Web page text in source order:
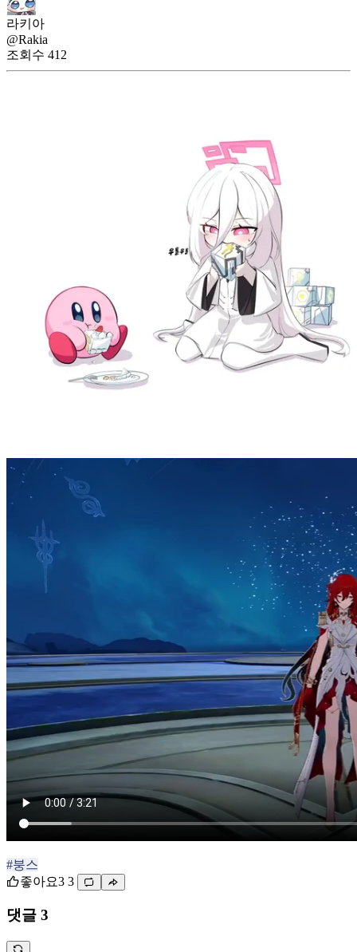
라키아
@Rakia
조회수 412
#붕스
좋아요3 3
댓글 3